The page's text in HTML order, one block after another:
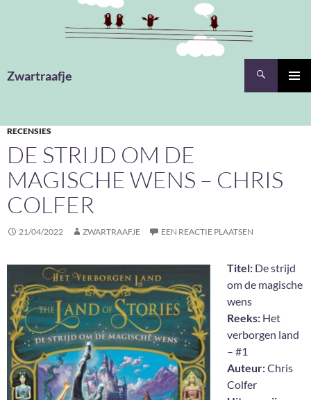
Zwartraafje
RECENSIES
DE STRIJD OM DE
MAGISCHE WENS – CHRIS
COLFER
21/04/2022 ZWARTRAAFJE EEN REACTIE PLAATSEN
Titel: De strijd
om de magische
wens
Reeks: Het
verborgen land
– #1
Auteur:Chris
Colfer